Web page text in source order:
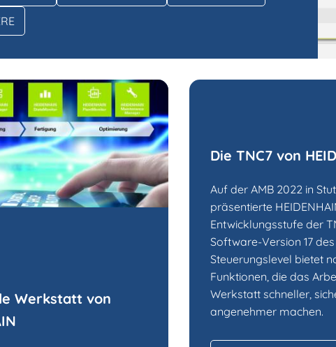
Werkstatt von
Die TNC7 von
Auf der AMB 2022 in
präsentierte
Entwicklungsstufe der
Software-Version 17
Steuerungslevel bietet
Funktionen, die das
Werkstatt schneller,
angenehmer machen.